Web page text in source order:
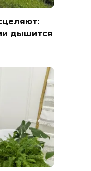
дышится